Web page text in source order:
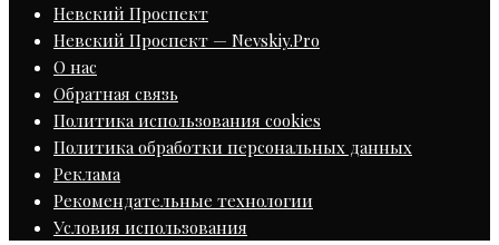
Невский Проспект
Невский Проспект — Nevskiy.Pro
О нас
Обратная связь
Политика использования cookies
Политика обработки персональных данных
Реклама
Рекомендательные технологии
Условия использования